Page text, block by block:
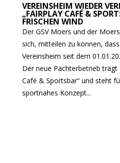
VEREINSHEIM WIEDER
„FAIRPLAY CAFÉ &
FRISCHEN WIND
Der GSV Moers und der
sich, mitteilen zu können,
Vereinsheim seit dem
Der neue Pächterbetrieb trägt
Café & Sportsbar“ und steht
sportnahes Konzept...